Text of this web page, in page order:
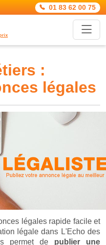
01 83 62 00 75
légales
légales rapide facile et
légale dans L'Echo des
permet de publier une